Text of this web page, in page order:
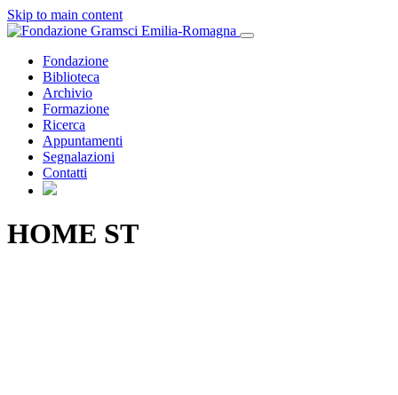
Skip to main content
Fondazione
Biblioteca
Archivio
Formazione
Ricerca
Appuntamenti
Segnalazioni
Contatti
HOME ST